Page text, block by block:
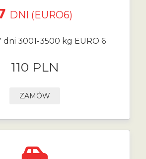
DNI (EURO6)
dni 3001-3500 kg EURO 6
110 PLN
ZAMÓW